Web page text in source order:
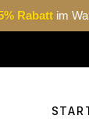
Warenkorb ab